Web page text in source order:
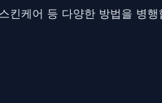
킨케어 등 다양한 방법을 병행